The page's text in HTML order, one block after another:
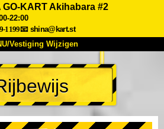
GO-KART Akihabara #2
22:00
1199📧 shina@kart.st
Vestiging Wijzigen
Specificaties Prijs
Reviews Veelgestelde Vragen